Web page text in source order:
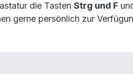
die Tasten Strg und F
gerne persönlich zur